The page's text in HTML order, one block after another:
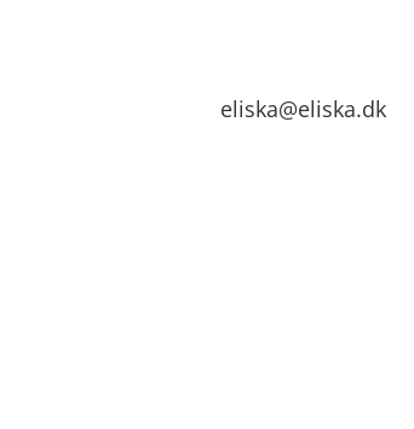
eliska@eliska.dk